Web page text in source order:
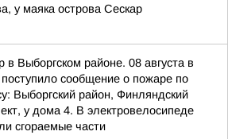
у маяка острова Сескар
в Выборгском районе. 08 августа в
поступило сообщение о пожаре по
Выборгский район, Финляндский
у дома 4. В электровелосипеде
сгораемые части